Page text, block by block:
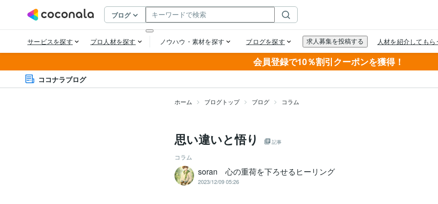
会員登録で10％割引クーポンを獲得！
ココナラブログ
ホーム ブログトップ ブログ コラム
思い違いと悟り 記事
コラム
soran 心の重荷を下ろせるヒーリング
2023/12/09 05:26